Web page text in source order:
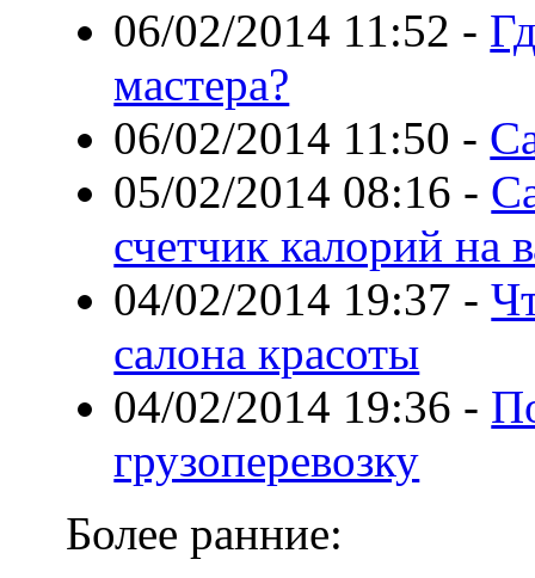
06/02/2014 11:52 -
мастера?
06/02/2014 11:50 -
05/02/2014 08:16 -
счетчик калорий на
04/02/2014 19:37 -
салона красоты
04/02/2014 19:36 -
грузоперевозку
Более ранние: